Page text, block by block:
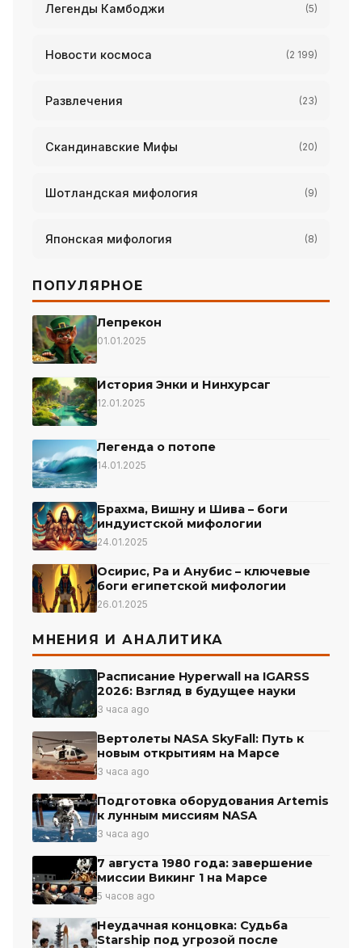
Легенды Камбоджи (5)
Новости космоса (2 199)
Развлечения (23)
Скандинавские Мифы (20)
Шотландская мифология (9)
Японская мифология (8)
ПОПУЛЯРНОЕ
Лепрекон
01.01.2025
История Энки и Нинхурсаг
12.01.2025
Легенда о потопе
14.01.2025
Брахма, Вишну и Шива – боги
индуистской мифологии
24.01.2025
Осирис, Ра и Анубис – ключевые
боги египетской мифологии
26.01.2025
МНЕНИЯ И АНАЛИТИКА
Расписание Hyperwall на IGARSS
2026: Взгляд в будущее науки
3 часа ago
Вертолеты NASA SkyFall: Путь к
новым открытиям на Марсе
3 часа ago
Подготовка оборудования Artemis
к лунным миссиям NASA
3 часа ago
7 августа 1980 года: завершение
миссии Викинг 1 на Марсе
5 часов ago
Неудачная концовка: Судьба
Starship под угрозой после